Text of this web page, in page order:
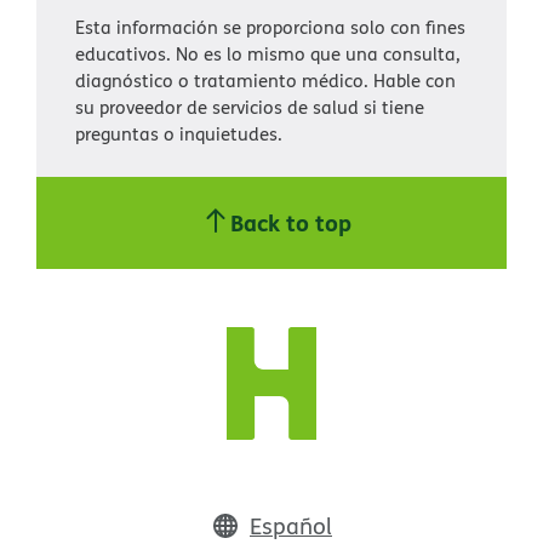
Esta información se proporciona solo con fines
educativos. No es lo mismo que una consulta,
diagnóstico o tratamiento médico. Hable con
su proveedor de servicios de salud si tiene
preguntas o inquietudes.​​
Back to top
Español